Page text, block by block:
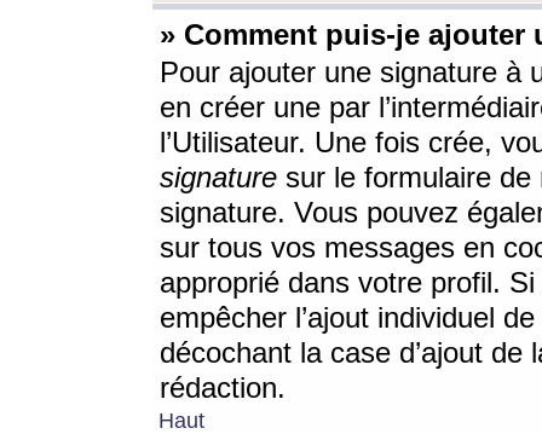
» Comment puis-je ajouter
Pour ajouter une signature à
en créer une par
l’Utilisateur. Une fois crée,
signature sur le formulaire de
signature. Vous pouvez
sur tous vos messages en
approprié dans votre profil.
empêcher l’ajout individuel
décochant la case d’ajout
rédaction.
Haut